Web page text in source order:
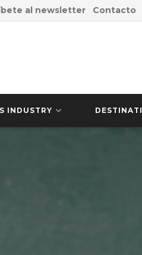
al newsletter Contacto
INDUSTRY